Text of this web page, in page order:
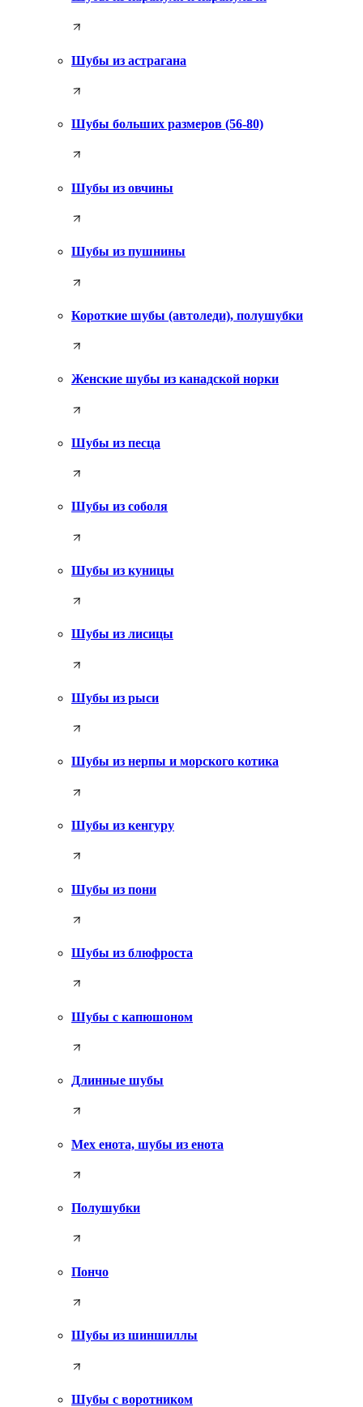
Шубы из астрагана
Шубы больших размеров (56-80)
Шубы из овчины
Шубы из пушнины
Короткие шубы (автоледи), полушубки
Женские шубы из канадской норки
Шубы из песца
Шубы из соболя
Шубы из куницы
Шубы из лисицы
Шубы из рыси
Шубы из нерпы и морского котика
Шубы из кенгуру
Шубы из пони
Шубы из блюфроста
Шубы с капюшоном
Длинные шубы
Мех енота, шубы из енота
Полушубки
Пончо
Шубы из шиншиллы
Шубы с воротником